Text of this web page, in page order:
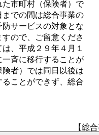
市町村（保険者）で
での間は総合事業の
サービスの対象とな
ので、ご留意くださ
、平成２９年４月１
斉に移行することが
者）では同日以後は
ことができず、総合
【総